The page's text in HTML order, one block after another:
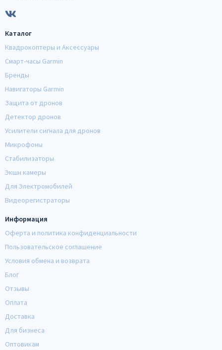
Каталог
Квадрокоптеры и Аксессуары
Смарт-часы Garmin
Бренды
Навигаторы Garmin
Защита от дронов
Детектор дронов
Усилители сигнала для дронов
Микрофоны
Стабилизаторы
Экшн камеры
Для Электромобилей
Видеорегистраторы
Информация
Оферта и политика конфиденциальности
Пользовательское соглашение
Условия обмена и возврата
Блог
Отзывы
Оплата
Доставка
Для бизнеса
Оптовикам